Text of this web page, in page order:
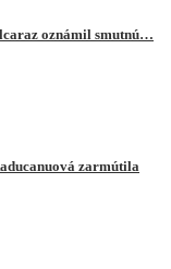
oznámil smutnú…
zarmútila